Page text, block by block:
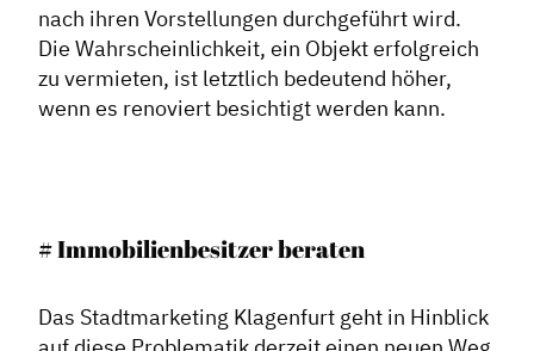
nach ihren Vorstellungen durchgeführt wird.
Die Wahrscheinlichkeit, ein Objekt erfolgreich
zu vermieten, ist letztlich bedeutend höher,
wenn es renoviert besichtigt werden kann.
# Immobilienbesitzer beraten
Das Stadtmarketing Klagenfurt geht in Hinblick